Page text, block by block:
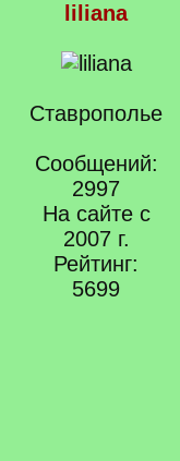
liliana
Ставрополье
Сообщений:
2997
На сайте с
2007 г.
Рейтинг:
5699